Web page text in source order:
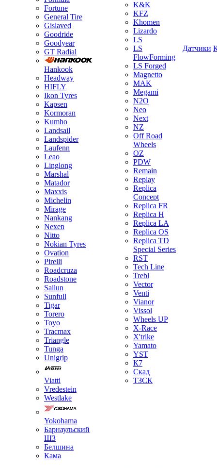
Fortune
General Tire
Gislaved
Goodride
Goodyear
GT Radial
Hankook
Headway
HIFLY
Ikon Tyres
Kapsen
Kormoran
Kumho
Landsail
Landspider
Laufenn
Leao
Linglong
Marshal
Matador
Maxxis
Michelin
Mirage
Nankang
Nexen
Nitto
Nokian Tyres
Ovation
Pirelli
Roadcruza
Roadstone
Sailun
Sunfull
Tigar
Torero
Toyo
Tracmax
Triangle
Tunga
Unigrip
Viatti
Vredestein
Westlake
Yokohama
Барнаульский
ШЗ
Белшина
Кама
K&K
KFZ
Khomen
Lizardo
LS
LS
FlowForming
LS Forged
Magnetto
MAK
Megami
N2O
Neo
Next
NZ
Off Road
Wheels
OZ
PDW
Remain
Replay
Replica
Concept
Replica FR
Replica H
Replica LA
Replica OS
Replica TD
Special Series
RST
Tech Line
Trebl
Vector
Venti
Vianor
Vissol
Wheels UP
X-Race
X'trike
Yamato
YST
К7
Скад
ТЗСК
Датчики